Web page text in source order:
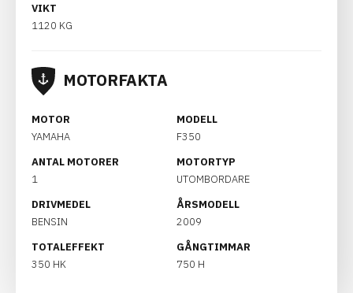
VIKT
1120 KG
MOTORFAKTA
MOTOR
YAMAHA
MODELL
F350
ANTAL MOTORER
1
MOTORTYP
UTOMBORDARE
DRIVMEDEL
BENSIN
ÅRSMODELL
2009
TOTALEFFEKT
350 HK
GÅNGTIMMAR
750 H